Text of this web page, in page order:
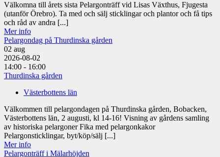
Välkomna till årets sista Pelargonträff vid Lisas Växthus, Fjugesta
(utanför Örebro). Ta med och sälj sticklingar och plantor och få tips
och råd av andra [...]
Mer info
Pelargondag på Thurdinska gården
02 aug
2026-08-02
14:00 - 16:00
Thurdinska gården
Västerbottens län
Välkommen till pelargondagen på Thurdinska gården, Bobacken,
Västerbottens län, 2 augusti, kl 14-16! Visning av gårdens samling
av historiska pelargoner Fika med pelargonkakor
Pelargonsticklingar, byt/köp/sälj [...]
Mer info
Pelargonträff i Mälarhöjden